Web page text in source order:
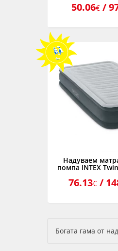
50.06€/
Надуваем
помпа INTEX
76.13€ /
Богата гама от